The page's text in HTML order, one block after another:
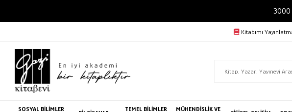
3000
Kitabımı
SOSYAL BİLİMLER
TEMEL BİLİMLER
MÜHENDİSLİK VE